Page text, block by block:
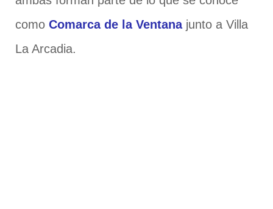
como Comarca de la Ventanajunto a Villa
La Arcadia.